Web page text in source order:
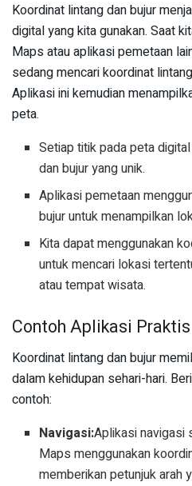
Koordinat lintang dan bujur
digital yang kita gunakan. Saat
Maps atau aplikasi pemetaan
sedang mencari koordinat
Aplikasi ini kemudian
peta.
Setiap titik pada peta
dan bujur yang unik.
Aplikasi pemetaan
bujur untuk menampilkan
Kita dapat menggunakan
untuk mencari lokasi
atau tempat wisata.
Contoh Aplikasi Praktis
Koordinat lintang dan bujur
dalam kehidupan sehari-hari.
contoh:
Navigasi:Aplikasi navigasi
Maps menggunakan
memberikan petunjuk arah